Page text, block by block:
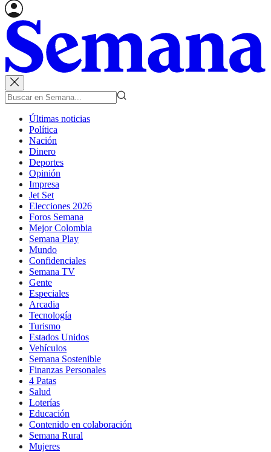
Últimas noticias
Política
Nación
Dinero
Deportes
Opinión
Impresa
Jet Set
Elecciones 2026
Foros Semana
Mejor Colombia
Semana Play
Mundo
Confidenciales
Semana TV
Gente
Especiales
Arcadia
Tecnología
Turismo
Estados Unidos
Vehículos
Semana Sostenible
Finanzas Personales
4 Patas
Salud
Loterías
Educación
Contenido en colaboración
Semana Rural
Mujeres